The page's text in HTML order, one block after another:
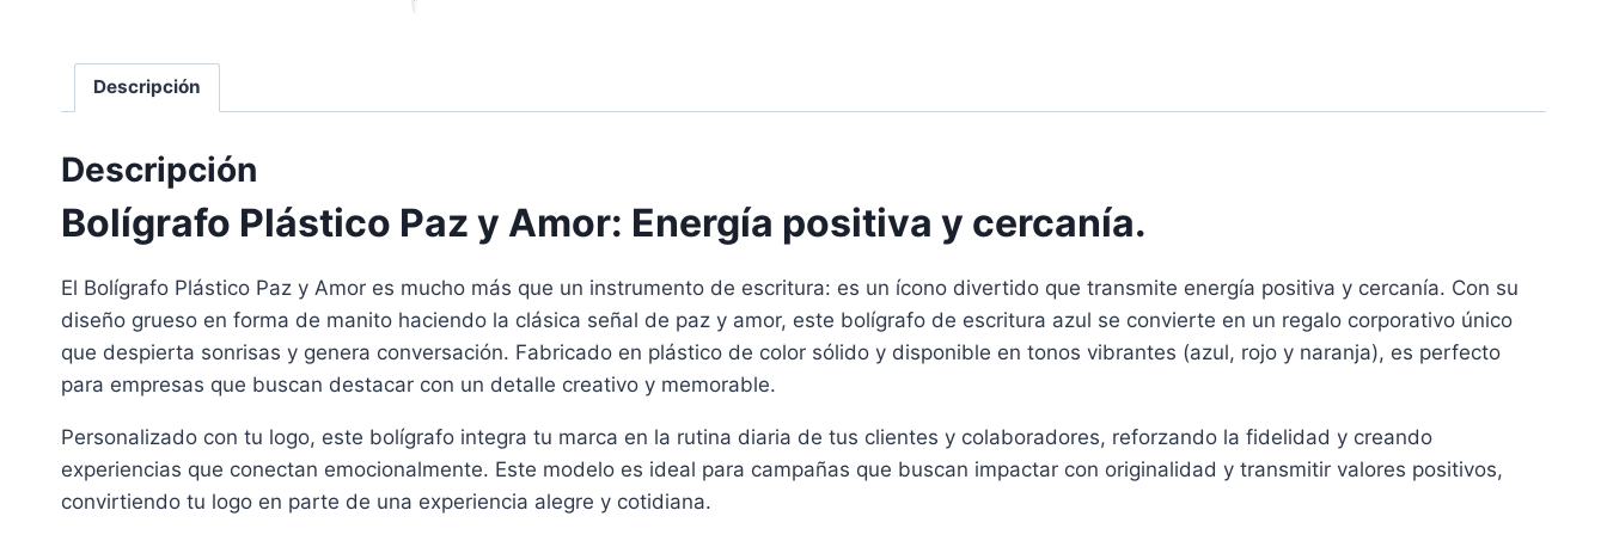
Descripción
Descripción
Bolígrafo Plástico Paz y Amor: Energía positiva y cercanía.
El Bolígrafo Plástico Paz y Amor es mucho más que un instrumento de escritura: es un ícono divertido que transmite energía positiva y cercanía. Con su
diseño grueso en forma de manito haciendo la clásica señal de paz y amor, este bolígrafo de escritura azul se convierte en un regalo corporativo único
que despierta sonrisas y genera conversación. Fabricado en plástico de color sólido y disponible en tonos vibrantes (azul, rojo y naranja), es perfecto
para empresas que buscan destacar con un detalle creativo y memorable.
Personalizado con tu logo, este bolígrafo integra tu marca en la rutina diaria de tus clientes y colaboradores, reforzando la fidelidad y creando
experiencias que conectan emocionalmente. Este modelo es ideal para campañas que buscan impactar con originalidad y transmitir valores positivos,
convirtiendo tu logo en parte de una experiencia alegre y cotidiana.